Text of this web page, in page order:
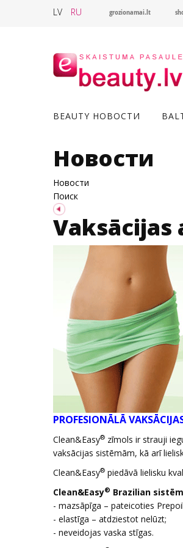
LV RU grozionamai.lt
BEAUTY НОВОСТИ
Новости
Новости
Поиск
Vaksācijas
PROFESIONĀLĀ
Clean&Easy® zīmols ir strauji
vaksācijas sistēmām, kā arī
Clean&Easy® piedāvā lielisku
Clean&Easy® Brazilian
- mazsāpīga – pateicoties
- elastīga – atdziestot nelūzt;
- neveidojas vaska stīgas.